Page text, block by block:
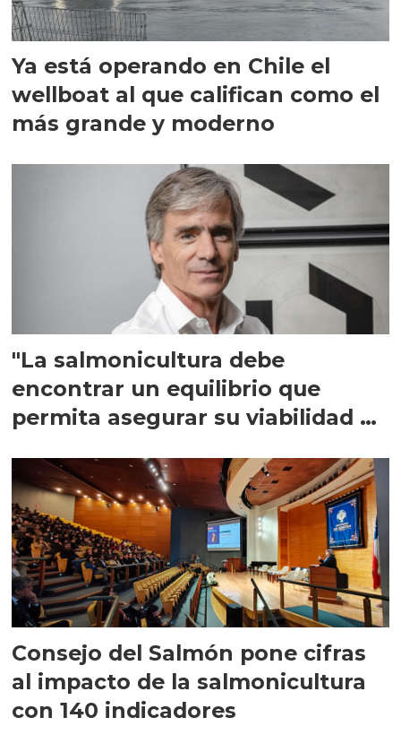
Ya está operando en Chile el
wellboat al que califican como el
más grande y moderno
"La salmonicultura debe
encontrar un equilibrio que
permita asegurar su viabilidad de
Consejo del Salmón pone cifras
al impacto de la salmonicultura
con 140 indicadores